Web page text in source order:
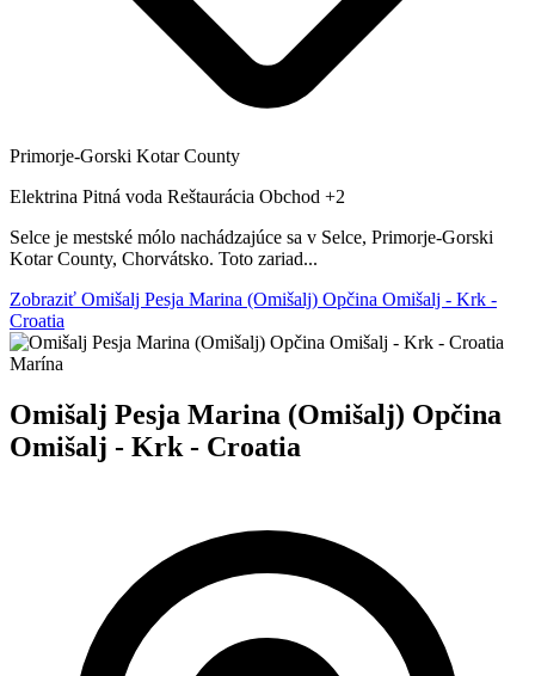
Primorje-Gorski Kotar County
Elektrina Pitná voda Reštaurácia Obchod +2
Selce je mestské mólo nachádzajúce sa v Selce, Primorje-Gorski
Kotar County, Chorvátsko. Toto zariad...
Zobraziť Omišalj Pesja Marina (Omišalj) Opčina Omišalj - Krk -
Croatia
Marína
Omišalj Pesja Marina (Omišalj) Opčina
Omišalj - Krk - Croatia